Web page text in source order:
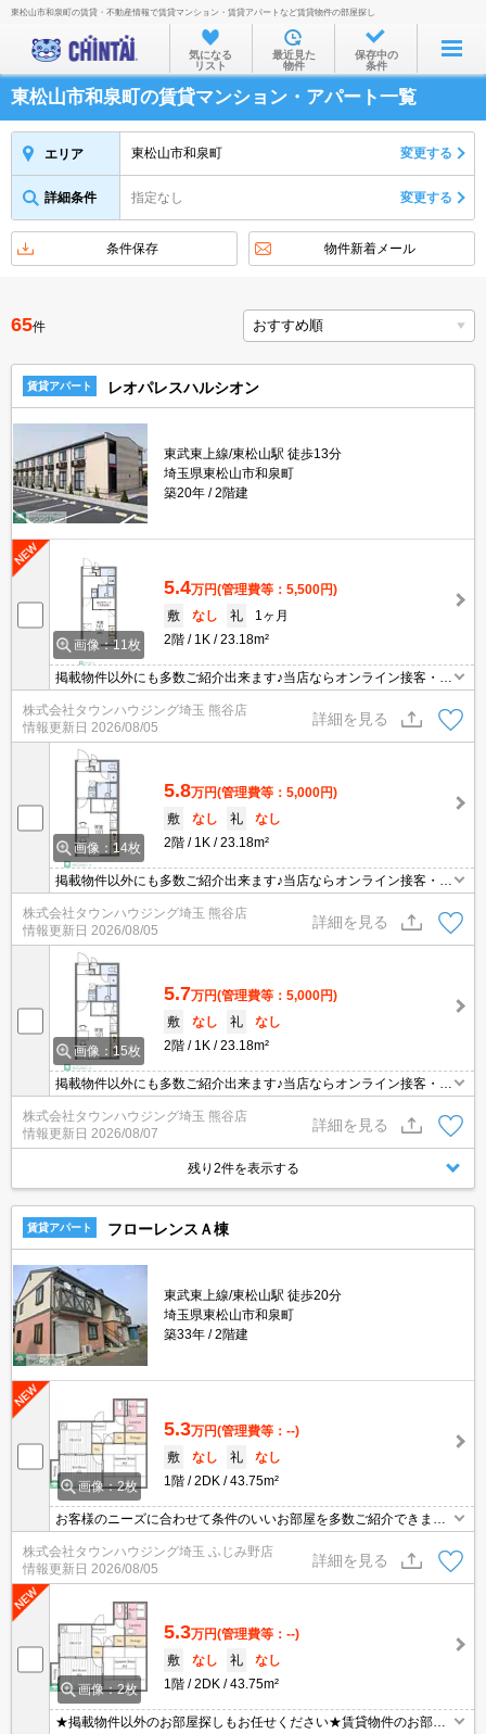
お部屋を探す
沿線・駅から
住所から
物件特集から
不動産会社から
TOP
東松山市和泉町の賃貸・不動産情報で賃貸マンション・賃貸アパートなど賃貸物件の部屋探し
気になる
リスト
最近見た
物件
保存中の
条件
東松山市和泉町の賃貸マンション・アパート一覧
エリア 東松山市和泉町 変更する
詳細条件 指定なし 変更する
条件保存 物件新着メール
65件
賃貸アパート レオパレスハルシオン
東武東上線/東松山駅 徒歩13分
埼玉県東松山市和泉町
築20年
2階建
画像：11枚
5.4万円(管理費等：5,500円)
敷
なし 礼
1ヶ月
2階
1K 23.18m²
掲載物件以外にも多数ご紹介出来ます♪当店ならオンライン接客・内
見可能です！メールでのお問い合わせの際は、電話番号も記載頂き
ますとスムーズに御対応できます♪
株式会社タウンハウジング埼玉 熊谷店
情報更新日 2026/08/05
詳細を見る
画像：14枚
5.8万円(管理費等：5,000円)
敷
なし 礼
なし
2階
1K 23.18m²
掲載物件以外にも多数ご紹介出来ます♪当店ならオンライン接客・内
見可能です！メールでのお問い合わせの際は、電話番号も記載頂き
ますとスムーズに御対応できます♪
株式会社タウンハウジング埼玉 熊谷店
情報更新日 2026/08/05
詳細を見る
画像：15枚
5.7万円(管理費等：5,000円)
敷
なし 礼
なし
2階
1K 23.18m²
掲載物件以外にも多数ご紹介出来ます♪当店ならオンライン接客・内
見可能です！メールでのお問い合わせの際は、電話番号も記載頂き
ますとスムーズに御対応できます♪
株式会社タウンハウジング埼玉 熊谷店
情報更新日 2026/08/07
詳細を見る
残り2件を表示する
賃貸アパート フローレンスＡ棟
東武東上線/東松山駅 徒歩20分
埼玉県東松山市和泉町
築33年
2階建
画像：2枚
5.3万円(管理費等：--)
敷
なし 礼
なし
1階
2DK 43.75m²
お客様のニーズに合わせて条件のいいお部屋を多数ご紹介できます♪
情報数No.1のタウンハウジングまで是非お問い合わせください！
株式会社タウンハウジング埼玉 ふじみ野店
情報更新日 2026/08/05
詳細を見る
画像：2枚
5.3万円(管理費等：--)
敷
なし 礼
なし
1階
2DK 43.75m²
★掲載物件以外のお部屋探しもお任せください★賃貸物件のお部屋